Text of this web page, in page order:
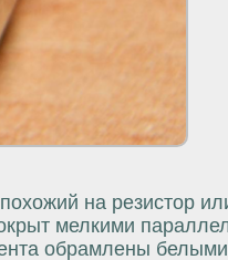
на резистор
мелкими
обрамлены белыми